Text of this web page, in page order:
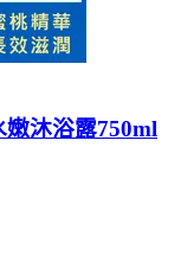
沐浴露750ml